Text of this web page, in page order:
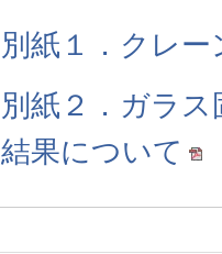
別紙１．クレ
別紙２．ガラ
結果について